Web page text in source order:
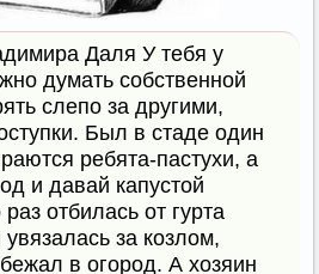
Даля У тебя у
думать собственной
слепо за другими,
Был в стаде один
ребята-пастухи, а
и давай капустой
отбилась от гурта
за козлом,
в огород. А хозяин